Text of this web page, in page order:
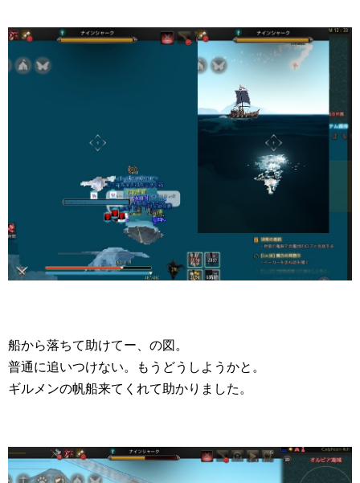
船から落ちて助けてー、の図。
普通に追いつけない。もうどうしようかと。
ギルメンの帆船来てくれて助かりました。